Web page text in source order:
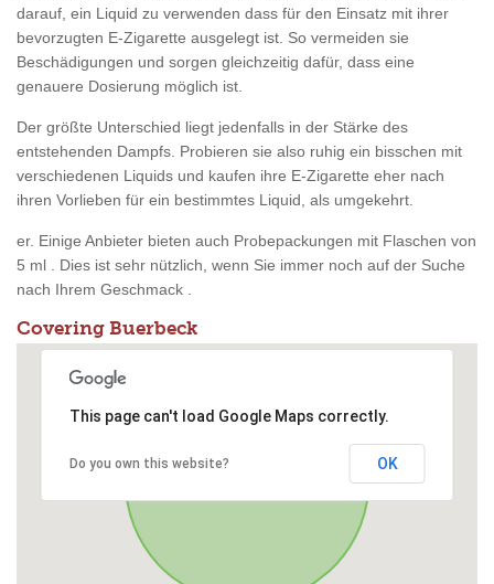
darauf, ein Liquid zu verwenden dass für den Einsatz mit ihrer
bevorzugten E-Zigarette ausgelegt ist. So vermeiden sie
Beschädigungen und sorgen gleichzeitig dafür, dass eine
genauere Dosierung möglich ist.
Der größte Unterschied liegt jedenfalls in der Stärke des
entstehenden Dampfs. Probieren sie also ruhig ein bisschen mit
verschiedenen Liquids und kaufen ihre E-Zigarette eher nach
ihren Vorlieben für ein bestimmtes Liquid, als umgekehrt.
er. Einige Anbieter bieten auch Probepackungen mit Flaschen von
5 ml . Dies ist sehr nützlich, wenn Sie immer noch auf der Suche
nach Ihrem Geschmack .
Covering Buerbeck
This page can't load Google Maps correctly.
Do you own this website? OK